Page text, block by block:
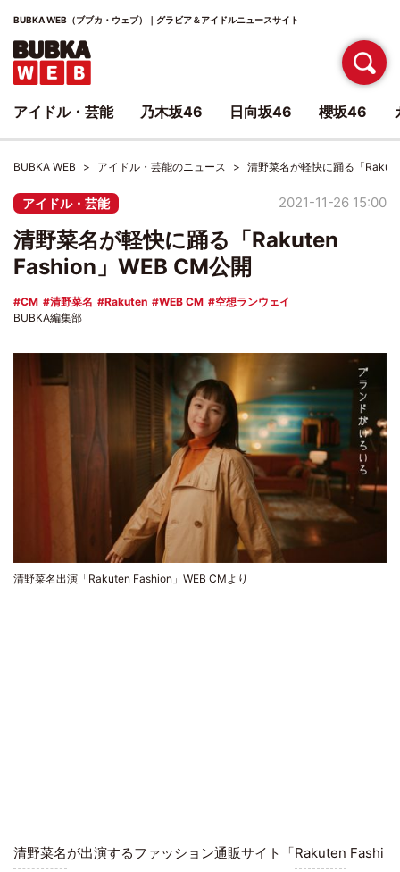
BUBKA WEB（ブブカ・ウェブ）｜グラビア＆アイドルニュースサイト
BUBKA WEB アイドル・芸能のニュース 清野菜名が軽快に踊る「
アイドル・芸能 2021-11-26 15:00
清野菜名が軽快に踊る「Rakuten
Fashion」WEB CM公開
CM 清野菜名 Rakuten WEB CM
空想ランウェイ
BUBKA編集部
清野菜名出演「Rakuten Fashion」WEB CMより
清野菜名が出演するファッション通販サイト「Rakuten Fashi
アイドル・芸能 乃木坂46 日向坂46 櫻坂46